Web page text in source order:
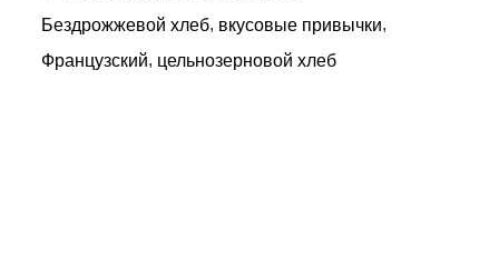
Бездрожжевой хлеб, вкусовые привычки,
Французский, цельнозерновой хлеб